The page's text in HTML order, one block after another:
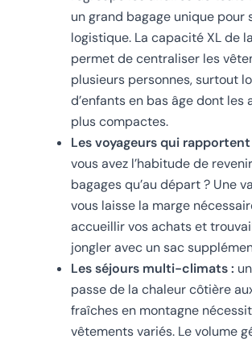
un grand bagage unique pour
logistique. La capacité XL de
permet de centraliser les
plusieurs personnes, surtout
d’enfants en bas âge dont les
plus compactes.
Les voyageurs qui
vous avez l’habitude de
bagages qu’au départ ? Une
vous laisse la marge
accueillir vos achats et
jongler avec un sac
Les séjours multi-climats :
passe de la chaleur côtière
fraîches en montagne
vêtements variés. Le volume